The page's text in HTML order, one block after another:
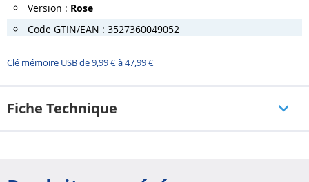
Version : Rose
Code GTIN/EAN : 3527360049052
Clé mémoire USB de 9,99 € à 47,99 €
Fiche Technique